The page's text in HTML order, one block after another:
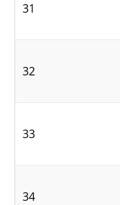
31
32
33
34